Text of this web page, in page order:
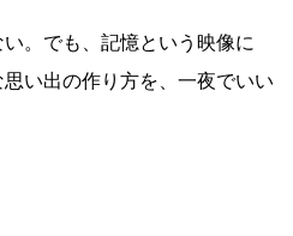
。でも、記憶という映像に
い出の作り方を、一夜でいい